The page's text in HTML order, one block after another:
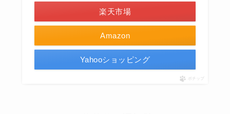
Amazon
楽天市場
Yahooショッピング
ポチップ